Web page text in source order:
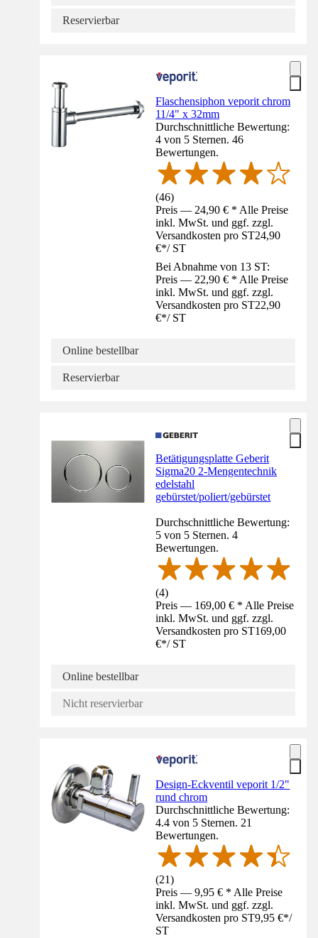
Reservierbar
Flaschensiphon veporit chrom
11/4" x 32mm
Durchschnittliche Bewertung:
4 von 5 Sternen. 46
Bewertungen.
(46)
Preis — 24,90 € * Alle Preise
inkl. MwSt. und ggf. zzgl.
Versandkosten pro ST24,90
€*/ ST
Bei Abnahme von 13 ST:
Preis — 22,90 € * Alle Preise
inkl. MwSt. und ggf. zzgl.
Versandkosten pro ST22,90
€*/ ST
Online bestellbar
Reservierbar
Betätigungsplatte Geberit
Sigma20 2-Mengentechnik
edelstahl
gebürstet/poliert/gebürstet
Durchschnittliche Bewertung:
5 von 5 Sternen. 4
Bewertungen.
(4)
Preis — 169,00 € * Alle Preise
inkl. MwSt. und ggf. zzgl.
Versandkosten pro ST169,00
€*/ ST
Online bestellbar
Nicht reservierbar
Design-Eckventil veporit 1/2"
rund chrom
Durchschnittliche Bewertung:
4.4 von 5 Sternen. 21
Bewertungen.
(21)
Preis — 9,95 € * Alle Preise
inkl. MwSt. und ggf. zzgl.
Versandkosten pro ST9,95 €*/
ST